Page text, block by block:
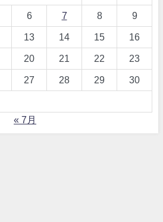
6 7 8 9
13 14 15 16
20 21 22 23
27 28 29 30
« 7月